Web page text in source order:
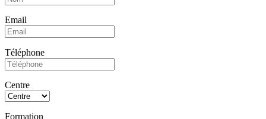
Email
Téléphone
Centre
Formation